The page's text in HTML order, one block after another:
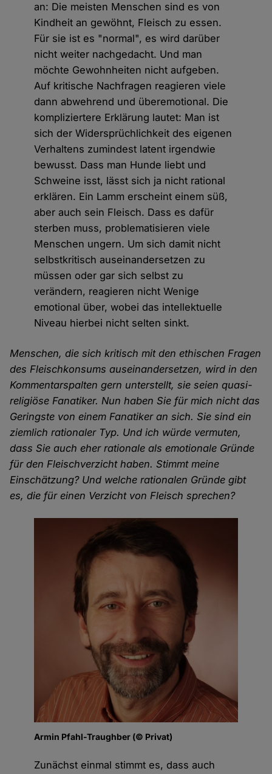
an: Die meisten Menschen sind es von
Kindheit an gewöhnt, Fleisch zu essen.
Für sie ist es "normal", es wird darüber
nicht weiter nachgedacht. Und man
möchte Gewohnheiten nicht aufgeben.
Auf kritische Nachfragen reagieren viele
dann abwehrend und überemotional. Die
kompliziertere Erklärung lautet: Man ist
sich der Widersprüchlichkeit des eigenen
Verhaltens zumindest latent irgendwie
bewusst. Dass man Hunde liebt und
Schweine isst, lässt sich ja nicht rational
erklären. Ein Lamm erscheint einem süß,
aber auch sein Fleisch. Dass es dafür
sterben muss, problematisieren viele
Menschen ungern. Um sich damit nicht
selbstkritisch auseinandersetzen zu
müssen oder gar sich selbst zu
verändern, reagieren nicht Wenige
emotional über, wobei das intellektuelle
Niveau hierbei nicht selten sinkt.
Menschen, die sich kritisch mit den ethischen Fragen
des Fleischkonsums auseinandersetzen, wird in den
Kommentarspalten gern unterstellt, sie seien quasi-
religiöse Fanatiker. Nun haben Sie für mich nicht das
Geringste von einem Fanatiker an sich. Sie sind ein
ziemlich rationaler Typ. Und ich würde vermuten,
dass Sie auch eher rationale als emotionale Gründe
für den Fleischverzicht haben. Stimmt meine
Einschätzung? Und welche rationalen Gründe gibt
es, die für einen Verzicht von Fleisch sprechen?
Armin Pfahl-Traughber (© Privat)
Zunächst einmal stimmt es, dass auch